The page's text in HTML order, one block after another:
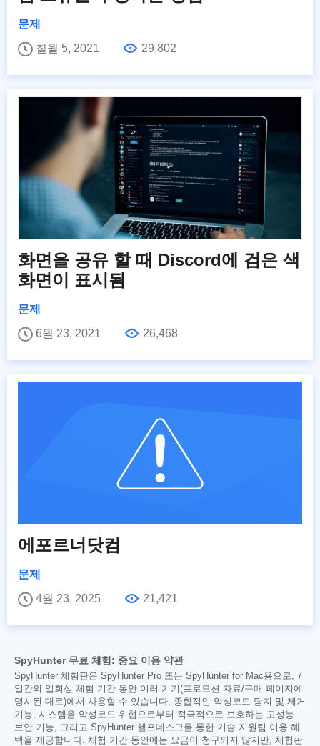
문제
칠월 5, 2021
29,802
화면을 공유 할 때 Discord에 검은 색
화면이 표시됨
문제
6월 23, 2021
26,468
에포르너닷컴
문제
4월 23, 2025
21,421
SpyHunter 무료 체험: 중요 이용 약관
SpyHunter 체험판은 SpyHunter Pro 또는 SpyHunter for Mac용으로, 7
일간의 일회성 체험 기간 동안 여러 기기(프로모션 자료/구매 페이지에
명시된 대로)에서 사용할 수 있습니다. 종합적인 악성코드 탐지 및 제거
기능, 시스템을 악성코드 위협으로부터 적극적으로 보호하는 고성능
보안 기능, 그리고 SpyHunter 헬프데스크를 통한 기술 지원팀 이용 혜
택을 제공합니다. 체험 기간 동안에는 요금이 청구되지 않지만, 체험판